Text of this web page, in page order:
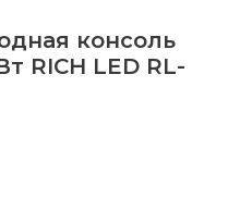
консоль
RICH LED RL-